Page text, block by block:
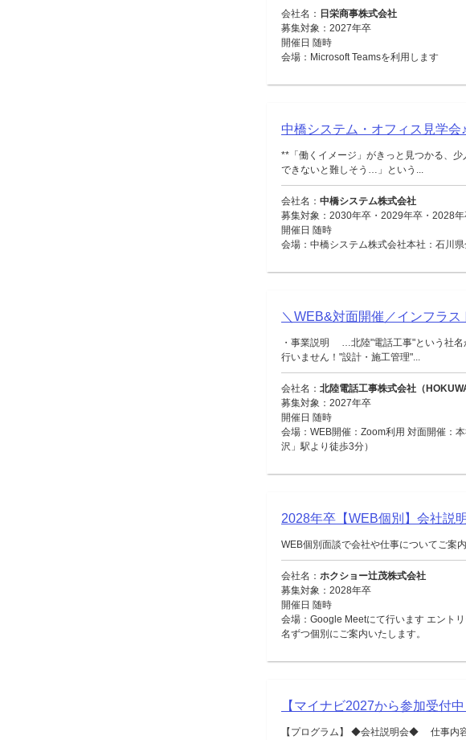
会社名： 日栄商事株式会社
募集対象：2027年卒
開催日 随時
会場：Microsoft Teamsを利用します
中橋システム・オフィス見学会
**「働くイメージ」がきっと見つかる、
できないと難しそう…」という...
会社名： 中橋システム株式会社
募集対象：2030年卒・2029年卒・2028年
開催日 随時
会場：中橋システム株式会社本社：石川
＼WEB&対面開催／インフラ
・事業説明 …北陸"電話工事"という社
行いません！"設計・施工管理"...
会社名： 北陸電話工事株式会社（
募集対象：2027年卒
開催日 随時
会場：WEB開催：Zoom利用 対面開催
沢」駅より徒歩3分）
2028年卒【WEB個別】会社説
WEB個別面談で会社や仕事についてご案
会社名： ホクショー辻茂株式会社
募集対象：2028年卒
開催日 随時
会場：Google Meetにて行います エント
名ずつ個別にご案内いたします。
【マイナビ2027から参加受付
【プログラム】 ◆会社説明会◆ 仕事内